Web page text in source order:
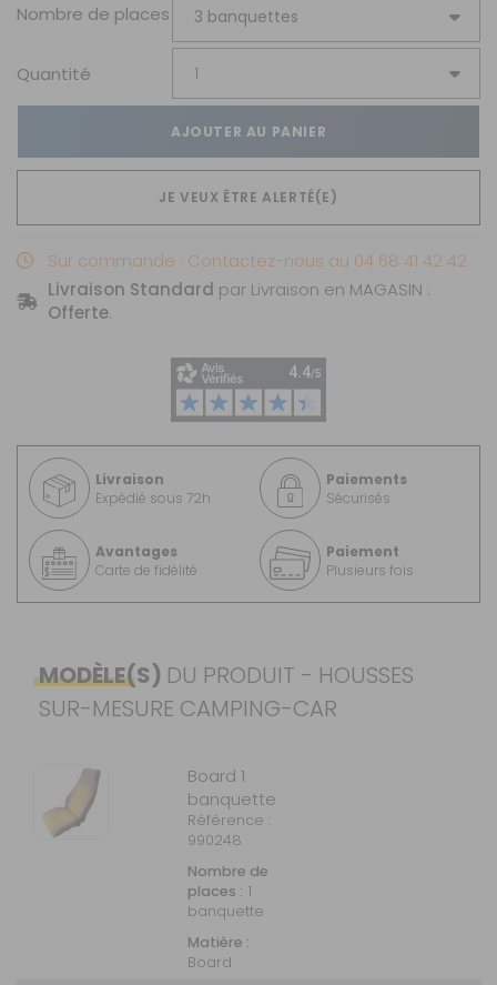
Nombre de places
Quantité
AJOUTER AU PANIER
JE VEUX ÊTRE ALERTÉ(E)
Sur commande : Contactez-nous au 04 68 41 42 42
Livraison Standard par Livraison en MAGASIN :
Offerte.
Livraison
Expédié sous 72h
Paiements
Sécurisés
Avantages
Carte de fidélité
Paiement
Plusieurs fois
MODÈLE(S) DU PRODUIT - HOUSSES
SUR-MESURE CAMPING-CAR
Board 1
banquette
Référence :
990248
Nombre de
places : 1
banquette
Matière :
Board